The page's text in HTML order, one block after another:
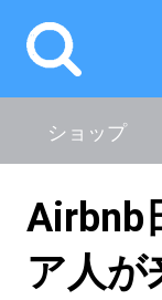
ショップ
ア人が